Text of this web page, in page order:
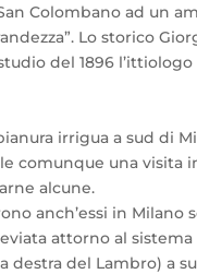
Colombano ad un
Lo storico
del 1896 l’ittiologo
irrigua a sud di
comunque una visita
alcune.
anch’essi in Milano
attorno al
del Lambro) a